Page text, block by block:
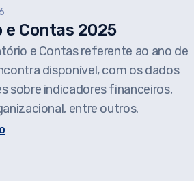
e Contas 2025
e Contas referente ao ano de
disponível, com os dados
sobre indicadores financeiros,
entre outros.